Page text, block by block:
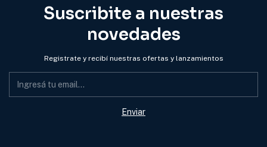
Suscribite a nuestras
novedades
Registrate y recibí nuestras ofertas y lanzamientos